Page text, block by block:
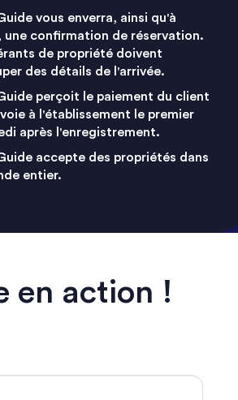
vous enverra, ainsi qu'à
une confirmation de réservation.
de propriété doivent
des détails de l'arrivée.
perçoit le paiement du client
à l'établissement le premier
après l'enregistrement.
accepte des propriétés dans
entier.
en action !